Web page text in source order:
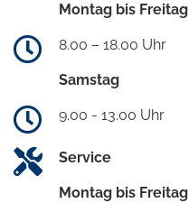
Montag bis Freitag
8.00 – 18.00 Uhr
Samstag
9.00 - 13.00 Uhr
Service
Montag bis Freitag